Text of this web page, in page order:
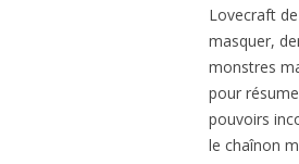
Lovecraft
masquer,
monstres
pour
pouvoirs
le chaînon